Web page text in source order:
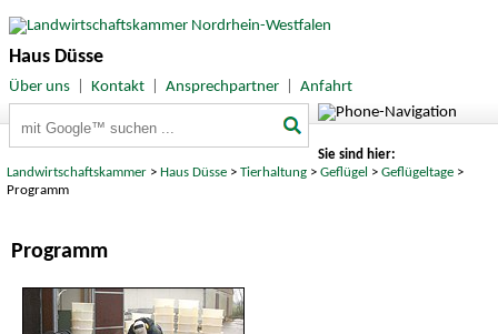
Haus Düsse
Über uns| Kontakt| Ansprechpartner| Anfahrt
Sie sind hier:
Landwirtschaftskammer > Haus Düsse >Tierhaltung >Geflügel >Geflügeltage >
Programm
Programm